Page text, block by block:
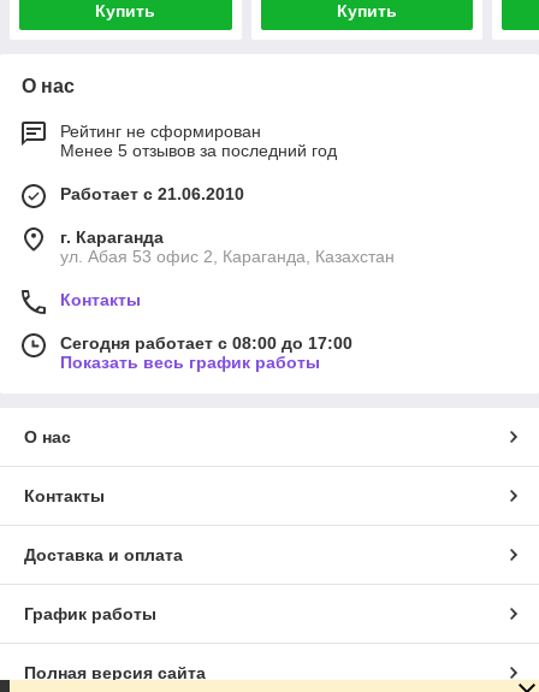
Купить Купить
О нас
Рейтинг не сформирован
Менее 5 отзывов за последний год
Работает с 21.06.2010
г. Караганда
ул. Абая 53 офис 2, Караганда, Казахстан
Контакты
Сегодня работает с 08:00 до 17:00
Показать весь график работы
О нас
Контакты
Доставка и оплата
График работы
Полная версия сайта